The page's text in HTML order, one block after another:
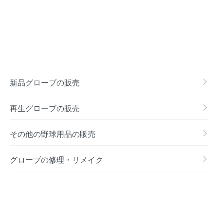
新品グローブの販売
再生グローブの販売
その他の野球用品の販売
グローブの修理・リメイク